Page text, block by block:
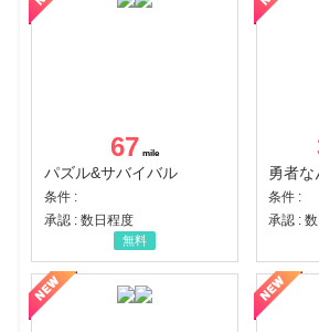
67
パズル&サバイバル
条件 :
承認 : 数日程度
無料
条件 :
承認 :